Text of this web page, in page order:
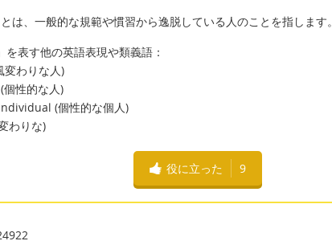
は、一般的な規範や慣習から逸脱している人のことを指します。
を表す他の英語表現や類義語：
わりな人)
性的な人)
(個性的な個人)
わりな)
役に立った 9